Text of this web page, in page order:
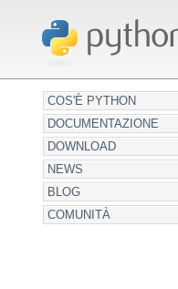
COS'È PYTHON
DOCUMENTAZIONE
DOWNLOAD
NEWS
BLOG
COMUNITÀ